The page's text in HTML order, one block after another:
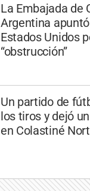
La Embajada de
Argentina
Estados Unidos
“obstrucción”
Un partido de
los tiros y dejó
en Colastiné